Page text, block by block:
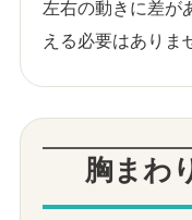
左右の動きに差が
える必要はありま
胸まわ